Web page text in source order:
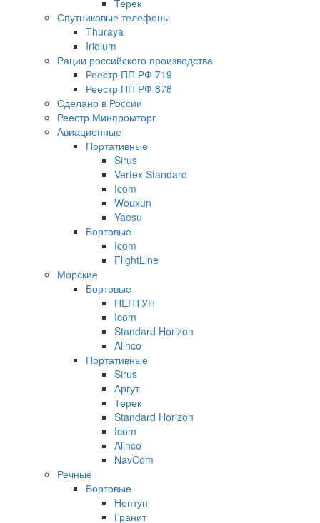
Спутниковые телефоны
Thuraya
Iridium
Рации российского производства
Реестр ПП РФ 719
Реестр ПП РФ 878
Сделано в России
Реестр Минпромторг
Авиационные
Портативные
Sirus
Vertex Standard
Icom
Wouxun
Yaesu
Бортовые
Icom
FlightLine
Морские
Бортовые
НЕПТУН
Icom
Standard Horizon
Alinco
Портативные
Sirus
Аргут
Терек
Standard Horizon
Icom
Alinco
NavCom
Речные
Бортовые
Нептун
Гранит